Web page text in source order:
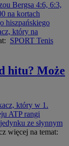
Bergsa 4:6, 6:3,
na kortach
hiszpańskiego
który na
SPORT Tenis
hitu? Może
który w 1.
ATP rangi
ze słynnym
więcej na temat: